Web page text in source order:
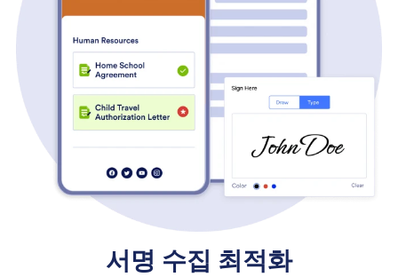
서명 수집 최적화